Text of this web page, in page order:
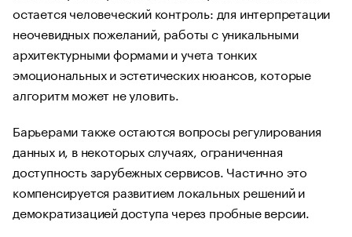
остается человеческий контроль: для интерпретации
неочевидных пожеланий, работы с уникальными
архитектурными формами и учета тонких
эмоциональных и эстетических нюансов, которые
алгоритм может не уловить.
Барьерами также остаются вопросы регулирования
данных и, в некоторых случаях, ограниченная
доступность зарубежных сервисов. Частично это
компенсируется развитием локальных решений и
демократизацией доступа через пробные версии.